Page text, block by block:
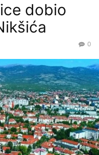
dobio
0